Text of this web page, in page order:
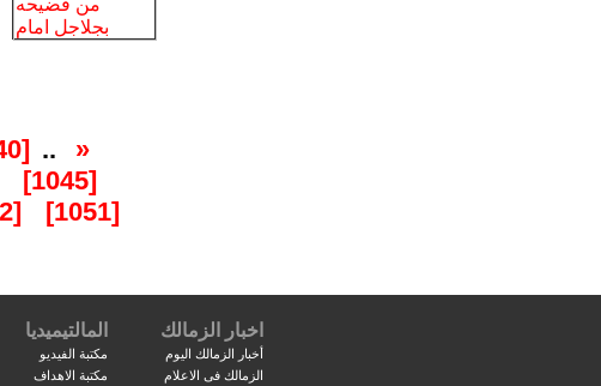
«
..
[1040]
[1045]
[1051]
[1052]
اخبار الزمالك
أخبار الزمالك اليوم
الزمالك فى الاعلام
المالتيميديا
مكتبة الفيديو
مكتبة الاهداف